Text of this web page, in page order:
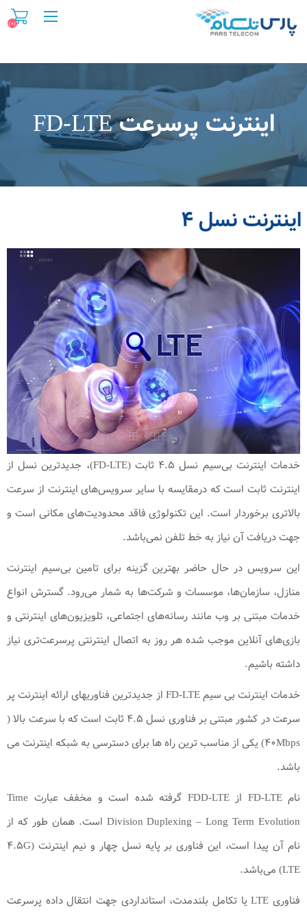
(۰)
اینترنت پرسرعت FD-LTE
اینترنت نسل ۴
خدمات اینترنت بی‌سیم نسل ۴.۵ ثابت (FD-LTE)، جدیدترین نسل از
اینترنت ثابت است که درمقایسه با سایر سرویس‌های اینترنت از سرعت
بالاتری برخوردار است. این تکنولوژی فاقد محدودیت‌های مکانی است و
جهت دریافت آن نیاز به خط تلفن نمی‌باشد.
این سرویس در حال حاضر بهترین گزینه برای تامین بی‌سیم اینترنت
منازل، سازمان‌ها، موسسات و شرکت‌ها به شمار می‌رود. گسترش انواع
خدمات مبتنی بر وب مانند رسانه‌های اجتماعی، تلویزیون‌های اینترنتی و
بازی‌های آنلاین موجب شده هر روز به اتصال اینترنتی پرسرعت‌تری نیاز
داشته باشیم.
خدمات اینترنت بی سیم FD-LTE از جدیدترین فناوریهای ارائه اینترنت پر
سرعت در کشور مبتنی بر فناوری نسل ۴.۵ ثابت است که با سرعت بالا (
۴۰Mbps) یکی از مناسب ترین راه ها برای دسترسی به شبکه اینترنت می
باشد.
نام FD-LTE از FDD-LTE گرفته شده است و مخفف عبارت Time
Division Duplexing – Long Term Evolution است. همان طور که از
نام آن پیدا است، این فناوری بر پایه نسل چهار و نیم اینترنت (۴.۵G
LTE) می‌باشد.
فناوری LTE یا تکامل بلندمدت، استانداردی جهت انتقال داده پرسرعت